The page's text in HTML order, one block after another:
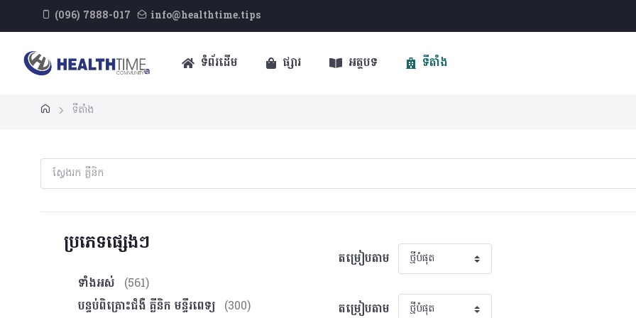
(096) 7888-017 info@healthtime.tips
ទំព័រដើម ផ្សារ អត្ថបទ ទីតាំង
ទីតាំង
ប្រភេទផ្សេងៗ
ទាំងអស់
(561)
បន្ទប់ពិគ្រោះ​ជំងឺ គ្លីនិក មន្ទីរពេទ្យ (300)
តម្រៀបតាម
តម្រៀបតាម